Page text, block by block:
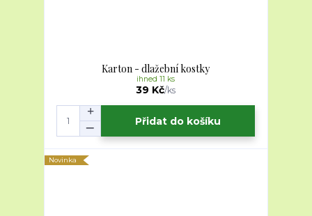
Karton - dlažební kostky
39 Kč/ks
ihned 11 ks
Přidat do košíku
Novinka